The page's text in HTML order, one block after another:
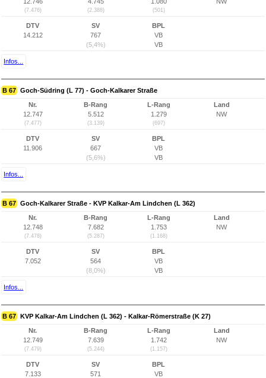
(7.476) (2.388) (501)
DTV
14.212
SV
767
(5,4%)
BPL
VB
VB
Infos...
B 67 Goch-Südring (L 77) - Goch-Kalkarer Straße
Nr.
12.747
(7.477)
B-Rang
5.512
(3.139)
L-Rang
1.279
(697)
Land
NW
DTV
11.906
SV
667
(5,6%)
BPL
VB
VB
Infos...
B 67 Goch-Kalkarer Straße - KVP Kalkar-Am Lindchen (L 362)
Nr.
12.748
(7.478)
B-Rang
7.682
(5.287)
L-Rang
1.753
(1.168)
Land
NW
DTV
7.052
SV
564
(8,0%)
BPL
VB
VB
Infos...
B 67 KVP Kalkar-Am Lindchen (L 362) - Kalkar-Römerstraße (K 27)
Nr.
12.749
(7.479)
B-Rang
7.639
(5.244)
L-Rang
1.742
(1.157)
Land
NW
DTV
7.133
SV
571
BPL
VB